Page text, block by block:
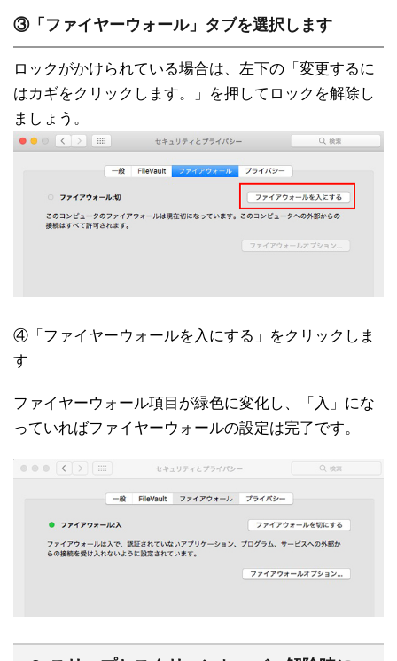
③「ファイヤーウォール」タブを選択します
ロックがかけられている場合は、左下の「変更するに
はカギをクリックします。」を押してロックを解除し
ましょう。
④「ファイヤーウォールを入にする」をクリックしま
す
ファイヤーウォール項目が緑色に変化し、「入」にな
っていればファイヤーウォールの設定は完了です。